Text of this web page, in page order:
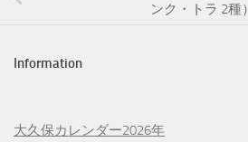
ンク・トラ 2種）
Information
大久保カレンダー2026年